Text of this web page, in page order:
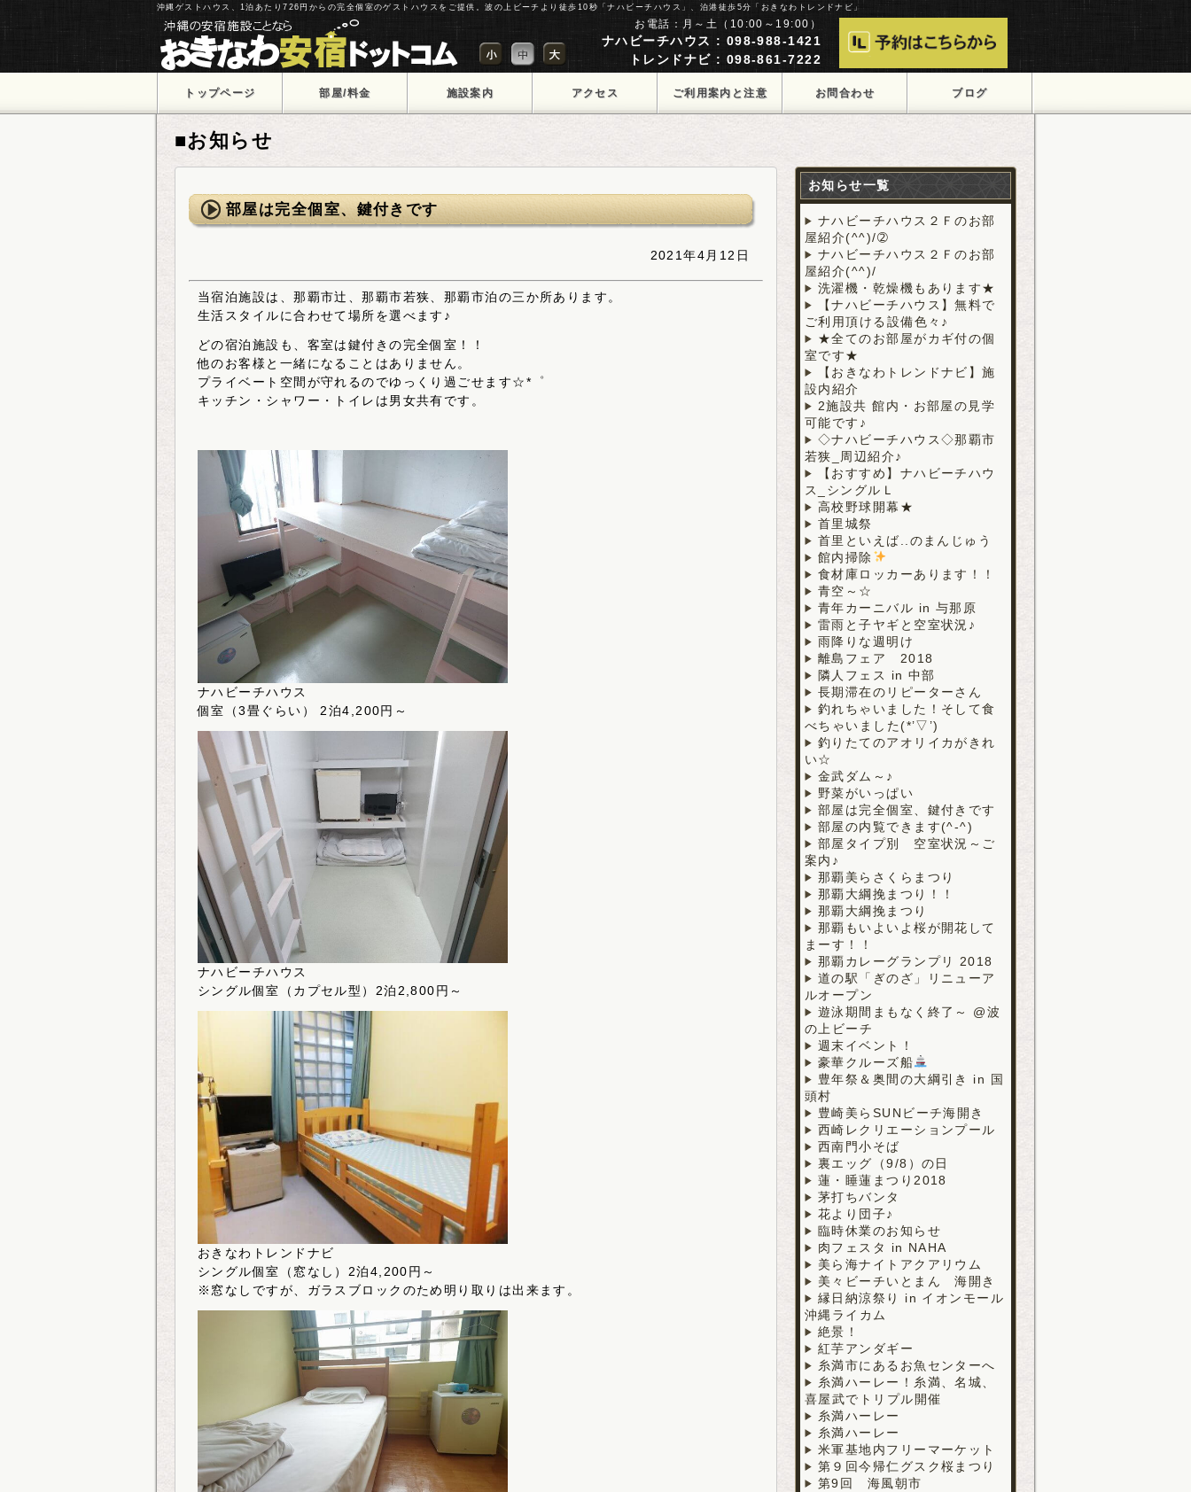
沖縄ゲストハウス、1泊あたり726円からの完全個室のゲストハウスをご提供。波の上ビーチより徒歩10秒「ナハビーチハウス」、泊港徒歩5分「おきなわトレンドナビ」
お電話：月～土（10:00～19:00）
ナハビーチハウス : 098-988-1421
トレンドナビ : 098-861-7222
トップページ 部屋/料金 施設案内 アクセス ご利用案内と注意 お問合わせ ブログ
■お知らせ
部屋は完全個室、鍵付きです
2021年4月12日
当宿泊施設は、那覇市辻、那覇市若狭、那覇市泊の三か所あります。
生活スタイルに合わせて場所を選べます♪
どの宿泊施設も、客室は鍵付きの完全個室！！
他のお客様と一緒になることはありません。
プライベート空間が守れるのでゆっくり過ごせます☆*゜
キッチン・シャワー・トイレは男女共有です。
ナハビーチハウス
個室（3畳ぐらい） 2泊4,200円～
ナハビーチハウス
シングル個室（カプセル型）2泊2,800円～
おきなわトレンドナビ
シングル個室（窓なし）2泊4,200円～
※窓なしですが、ガラスブロックのため明り取りは出来ます。
お知らせ一覧
ナハビーチハウス２Ｆのお部
屋紹介(^^)/➁
ナハビーチハウス２Ｆのお部
屋紹介(^^)/
洗濯機・乾燥機もあります★
【ナハビーチハウス】無料で
ご利用頂ける設備色々♪
★全てのお部屋がカギ付の個
室です★
【おきなわトレンドナビ】施
設内紹介
2施設共 館内・お部屋の見学
可能です♪
◇ナハビーチハウス◇那覇市
若狭_周辺紹介♪
【おすすめ】ナハビーチハウ
ス_シングルＬ
高校野球開幕★
首里城祭
首里といえば..のまんじゅう
館内掃除
食材庫ロッカーあります！！
青空～☆
青年カーニバル in 与那原
雷雨と子ヤギと空室状況♪
雨降りな週明け
離島フェア 2018
隣人フェス in 中部
長期滞在のリピーターさん
釣れちゃいました！そして食
べちゃいました(*’▽’)
釣りたてのアオリイカがきれ
い☆
金武ダム～♪
野菜がいっぱい
部屋は完全個室、鍵付きです
部屋の内覧できます(^-^)
部屋タイプ別 空室状況～ご
案内♪
那覇美らさくらまつり
那覇大綱挽まつり！！
那覇大綱挽まつり
那覇もいよいよ桜が開花して
まーす！！
那覇カレーグランプリ 2018
道の駅「ぎのざ」リニューア
ルオープン
遊泳期間まもなく終了～ @波
の上ビーチ
週末イベント！
豪華クルーズ船
豊年祭＆奥間の大綱引き in 国
頭村
豊崎美らSUNビーチ海開き
西崎レクリエーションプール
西南門小そば
裏エッグ（9/8）の日
蓮・睡蓮まつり2018
茅打ちバンタ
花より団子♪
臨時休業のお知らせ
肉フェスタ in NAHA
美ら海ナイトアクアリウム
美々ビーチいとまん 海開き
縁日納涼祭り in イオンモール
沖縄ライカム
絶景！
紅芋アンダギー
糸満市にあるお魚センターへ
糸満ハーレー！糸満、名城、
喜屋武でトリプル開催
糸満ハーレー
糸満ハーレー
米軍基地内フリーマーケット
第９回今帰仁グスク桜まつり
第9回 海風朝市